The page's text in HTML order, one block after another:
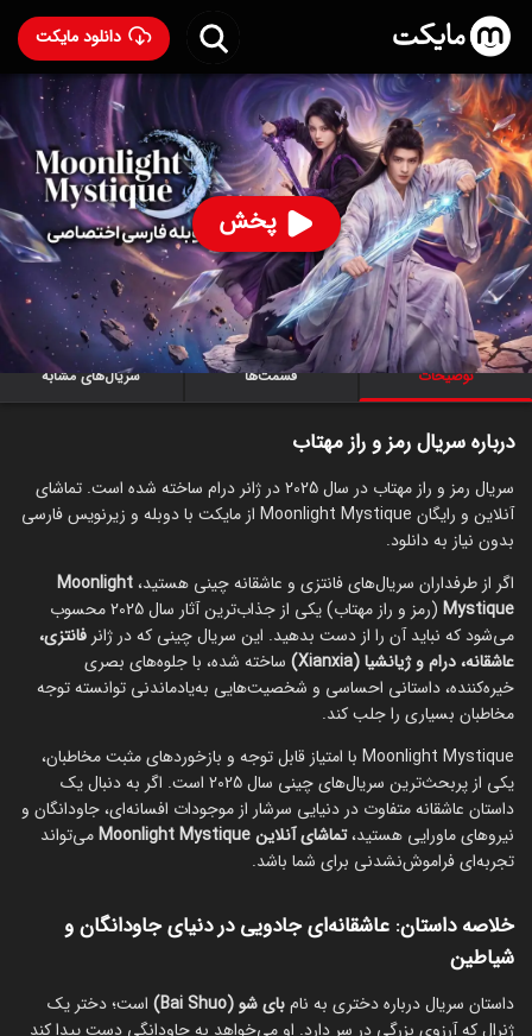
دانلود مایکت
پخش
سریال رمز و راز مهتاب با دوبله فارسی
- Moonlight
Mystique 2025
۱,۱۷۲ 93% ۷.۹
ساخت چین سال 2025
رده سنی ۱۸+
سریال
درام عاشقانه
توضیحات قسمت‌ها سریال‌های مشابه
درباره سریال رمز و راز مهتاب
سریال رمز و راز مهتاب در سال 2025 در ژانر درام ساخته شده است. تماشای
آنلاین و رایگان Moonlight Mystique از مایکت با دوبله و زیرنویس فارسی
بدون نیاز به دانلود.
اگر از طرفداران سریال‌های فانتزی و عاشقانه چینی هستید،Moonlight
Mystique
(رمز و راز مهتاب) یکی از جذاب‌ترین آثار سال 2025 محسوب
می‌شود که نباید آن را از دست بدهید. این سریال چینی که در ژانر فانتزی،
عاشقانه، درام و ژیانشیا (Xianxia)
ساخته شده، با جلوه‌های بصری
خیره‌کننده، داستانی احساسی و شخصیت‌هایی به‌یادماندنی توانسته توجه
مخاطبان بسیاری را جلب کند.
Moonlight Mystique با امتیاز قابل توجه و بازخوردهای مثبت مخاطبان،
یکی از پربحث‌ترین سریال‌های چینی سال 2025 است. اگر به دنبال یک
داستان عاشقانه متفاوت در دنیایی سرشار از موجودات افسانه‌ای، جاودانگان و
نیروهای ماورایی هستید،تماشای آنلاین Moonlight Mystique
می‌تواند
تجربه‌ای فراموش‌نشدنی برای شما باشد.
خلاصه داستان: عاشقانه‌ای جادویی در دنیای جاودانگان و
شیاطین
داستان سریال درباره دختری به نامبای شو (Bai Shuo)
است؛ دختر یک
ژنرال که آرزوی بزرگی در سر دارد. او می‌خواهد به جاودانگی دست پیدا کند